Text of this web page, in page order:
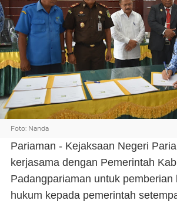
Foto: Nanda
Pariaman - Kejaksaan Negeri
kerjasama dengan Pemerintah
Padangpariaman untuk pemberian
hukum kepada pemerintah